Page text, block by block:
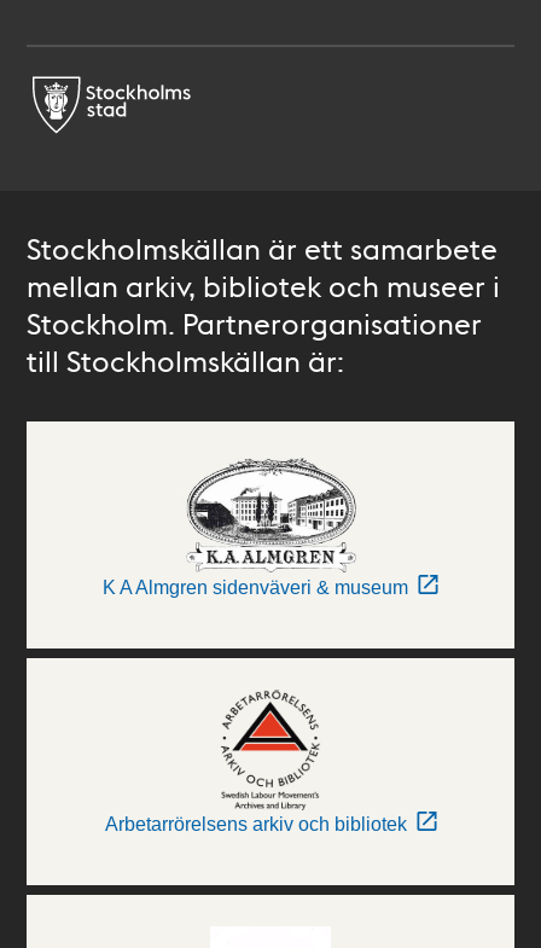
Stockholmskällan är ett samarbete
mellan arkiv, bibliotek och museer i
Stockholm. Partnerorganisationer
till Stockholmskällan är:
K A Almgren sidenväveri & museum
Arbetarrörelsens arkiv och bibliotek